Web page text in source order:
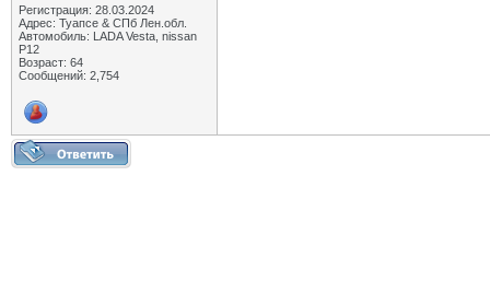
Регистрация: 28.03.2024
Адрес: Туапсе & СПб Лен.обл.
Автомобиль: LADA Vesta, nissan
P12
Возраст: 64
Сообщений: 2,754